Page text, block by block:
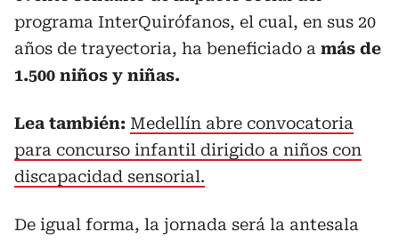
programa InterQuirófanos, el cual, en sus 20
años de trayectoria, ha beneficiado a más de
1.500 niños y niñas.
Lea también: Medellín abre convocatoria
para concurso infantil dirigido a niños con
discapacidad sensorial.
De igual forma, la jornada será la antesala